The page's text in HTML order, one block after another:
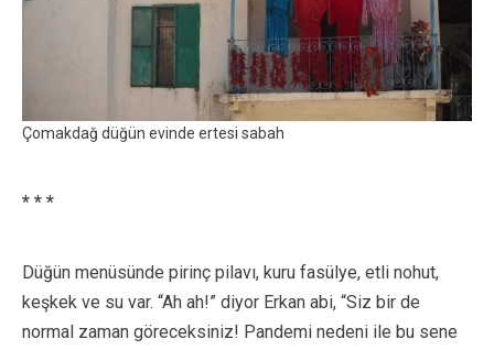
Çomakdağ düğün evinde ertesi sabah
* * *
Düğün menüsünde pirinç pilavı, kuru fasülye, etli nohut,
keşkek ve su var. “Ah ah!” diyor Erkan abi, “Siz bir de
normal zaman göreceksiniz! Pandemi nedeni ile bu sene